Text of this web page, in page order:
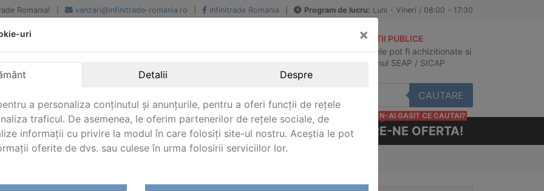
Romania! vanzari@infinitrade-romania.ro Infinitrade Romania Program de lucru: Luni - Vineri / 08:00 - 17:30
renume
National si international
Livrari din stoc intern sau
ACHIZITII PUBLICE
Produsele pot fi achizitionate si
in sistemul SEAP / SICAP
CAUTARE
CERE-NE OFERTA!
N-AI GASIT CE CAUTAI?
uri ×
Detalii Despre
a personaliza conținutul și anunțurile, pentru a oferi funcții de rețele
traficul. De asemenea, le oferim partenerilor de rețele sociale, de
informații cu privire la modul în care folosiți site-ul nostru. Aceștia le pot
oferite de dvs. sau culese în urma folosirii serviciilor lor.